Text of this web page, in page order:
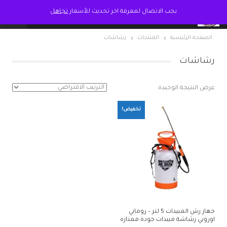
الصفحة الرئيسية المنتجات رشاشات
رشاشات
عرض النتيجة الوحيدة
تخفيض!
جهاز رش المبيدات 5 لتر – روماني
اوروبي رشاشة مبيدات جودة ممتازه
يجب الاتصال لمعرفة اخر تحديث للأسعار تجاهل